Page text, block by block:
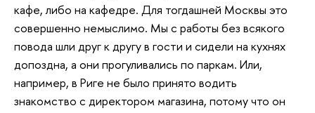
кафе, либо на кафедре. Для тогдашней Москвы это
совершенно немыслимо. Мы с работы без всякого
повода шли друг к другу в гости и сидели на кухнях
допоздна, а они прогуливались по паркам. Или,
например, в Риге не было принято водить
знакомство с директором магазина, потому что он